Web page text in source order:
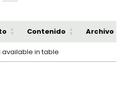
Contenido Archivo
available in table